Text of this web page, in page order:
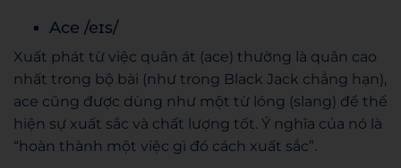
Ace /eɪs/
Xuất phát từ việc quân át (ace) thường là quân cao
nhất trong bộ bài (như trong Black Jack chẳng hạn),
ace cũng được dùng như một từ lóng (slang) để thể
hiện sự xuất sắc và chất lượng tốt. Ý nghĩa của nó là
“hoàn thành một việc gì đó cách xuất sắc”.